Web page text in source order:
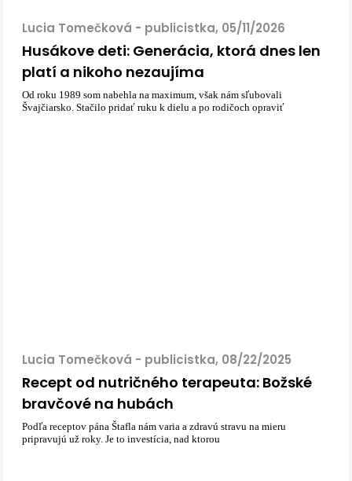
Lucia Tomečková - publicistka, 05/11/2026
Husákove deti: Generácia, ktorá dnes len
platí a nikoho nezaujíma
Od roku 1989 som nabehla na maximum, však nám sľubovali
Švajčiarsko. Stačilo pridať ruku k dielu a po rodičoch opraviť
Lucia Tomečková - publicistka, 08/22/2025
Recept od nutričného terapeuta: Božské
bravčové na hubách
Podľa receptov pána Štafla nám varia a zdravú stravu na mieru
pripravujú už roky. Je to investícia, nad ktorou